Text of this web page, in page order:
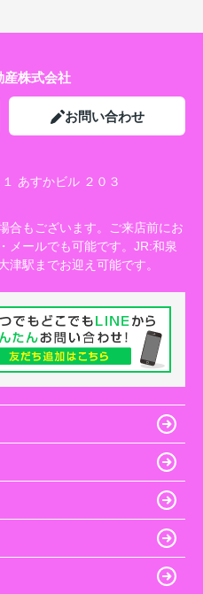
産株式会社
お問い合わせ
あすかビル ２０３
合もございます。ご来店前にお
メールでも可能です。JR:和泉
津駅までお迎え可能です。